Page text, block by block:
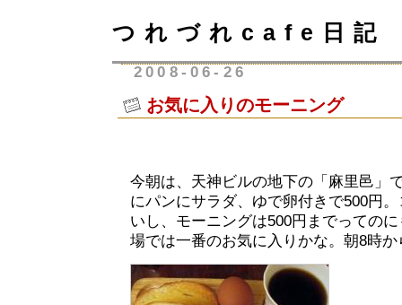
つれづれcafe日記
2008-06-26
お気に入りのモーニング
今朝は、天神ビルの地下の「麻里邑」
にパンにサラダ、ゆで卵付きで500円
いし、モーニングは500円までっての
場では一番のお気に入りかな。朝8時